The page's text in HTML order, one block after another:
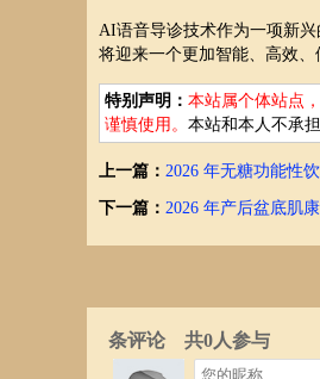
AI语音导诊技术作为一项新
将迎来一个更加智能、高效、
特别声明： 本站属个体站点
谨慎使用。 本站和本人不承
上一篇： 2026 年无糖功能性
下一篇： 2026 年产后盆底肌